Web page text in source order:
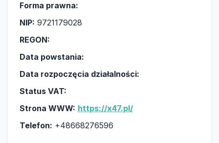
Forma prawna:
NIP: 9721179028
REGON:
Data powstania:
Data rozpoczęcia działalności:
Status VAT:
Strona WWW: https://x47.pl/
Telefon: +48668276596